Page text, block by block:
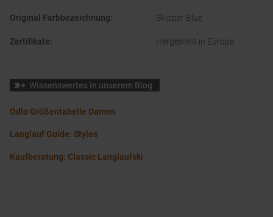
Original Farbbezeichnung: Skipper Blue
Zertifikate: Hergestellt in Europa
Wissenswertes in unserem Blog
Odlo Größentabelle Damen
Langlauf Guide: Styles
Kaufberatung: Classic Langlaufski